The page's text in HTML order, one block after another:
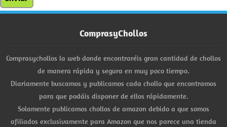
ComprasyChollos
Comprasychollos la web donde encontraréis gran cantidad de chollos
de manera rápida y segura en muy poco tiempo.
Diariamente buscamos y publicamos cada chollo que encontramos
para que podáis disponer de ellos rápidamente.
Solamente publicamos chollos de amazon debido a que somos
afiliados exclusivamente para Amazon que nos parece una tienda